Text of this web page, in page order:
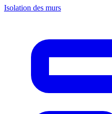
Isolation des murs